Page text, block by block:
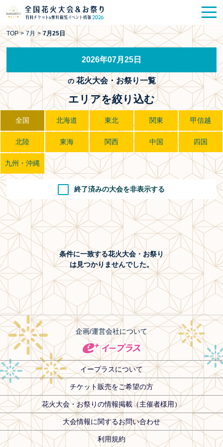
花火大会
HANABITO の道
ポスター一覧
SPICEレポート記事
今週末開催花火・祭一覧
TOP
TOP > 7月 > 7月25日
2026年07月25日
の花火大会・お祭り一覧
エリアを絞り込む
全国 北海道 東北 関東 甲信越
北陸 東海 関西 中国 四国
九州・沖縄
終了済みの大会を非表示する
条件に一致する花火大会・お祭り
は見つかりませんでした。
企画/運営会社について
イープラスについて
チケット販売をご希望の方
花火大会・お祭りの情報掲載（主催者様用）
大会情報に関するお問い合わせ
利用規約